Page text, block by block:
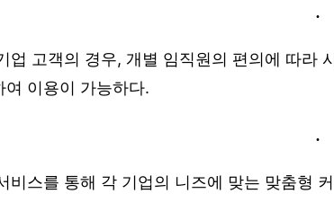
업 고객의 경우, 개별 임직원의 편의에 따라
여 이용이 가능하다.
비스를 통해 각 기업의 니즈에 맞는 맞춤형